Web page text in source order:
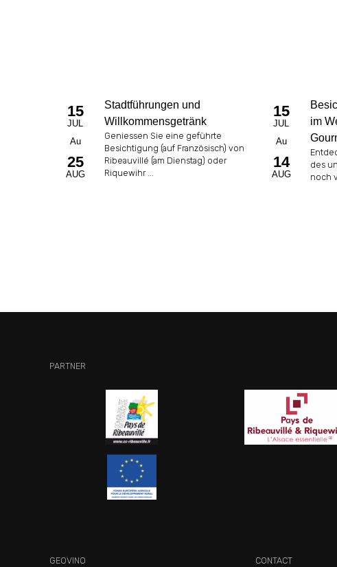
15
JUL
Au
25
AUG
Stadtführungen und
Willkommensgetränk
Geniessen Sie eine geführte
Besichtigung (auf Französisch) von
Ribeauvillé (am Dienstag) oder
Riquewihr ...
15
JUL
Au
14
AUG
im
des
noch
PARTNER
GEOVINO CONTACT